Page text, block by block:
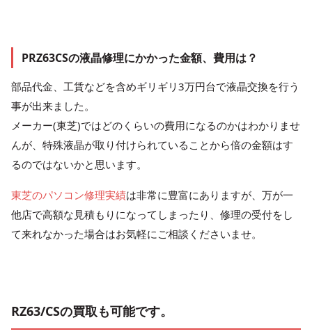
PRZ63CSの液晶修理にかかった金額、費用は？
部品代金、工賃などを含めギリギリ3万円台で液晶交換を行う
事が出来ました。
メーカー(東芝)ではどのくらいの費用になるのかはわかりませ
んが、特殊液晶が取り付けられていることから倍の金額はす
るのではないかと思います。
東芝のパソコン修理実績は非常に豊富にありますが、万が一
他店で高額な見積もりになってしまったり、修理の受付をし
て来れなかった場合はお気軽にご相談くださいませ。
RZ63/CSの買取も可能です。